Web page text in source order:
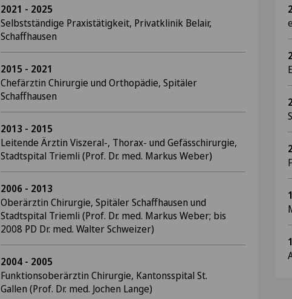
2021 - 2025
Selbstständige Praxistätigkeit, Privatklinik Belair,
Schaffhausen
2015 - 2021
Chefärztin Chirurgie und Orthopädie, Spitäler
Schaffhausen
2013 - 2015
Leitende Ärztin Viszeral-, Thorax- und Gefässchirurgie,
Stadtspital Triemli (Prof. Dr. med. Markus Weber)
2006 - 2013
Oberärztin Chirurgie, Spitäler Schaffhausen und
Stadtspital Triemli (Prof. Dr. med. Markus Weber; bis
2008 PD Dr. med. Walter Schweizer)
2004 - 2005
Funktionsoberärztin Chirurgie, Kantonsspital St.
Gallen (Prof. Dr. med. Jochen Lange)